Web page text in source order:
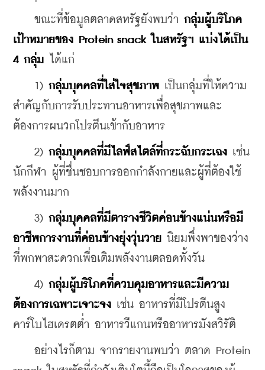
ขณะที่ข้อมูลตลาดสหรัฐยังพบว่า กลุ่มผู้บริโภค
เป้าหมายของ Protein snack ในสหรัฐฯ แบ่งได้เป็น
4 กลุ่ม ได้แก่
1) กลุ่มบุคคลที่ใส่ใจสุขภาพ เป็นกลุ่มที่ให้ความ
สำคัญกับการรับประทานอาหารเพื่อสุขภาพและ
ต้องการผนวกโปรตีนเข้ากับอาหาร
2) กลุ่มบุคคลที่มีไลฟ์สไตล์ที่กระฉับกระเฉง เช่น
นักกีฬา ผู้ที่ชื่นชอบการออกกำลังกายและผู้ที่ต้องใช้
พลังงานมาก
3) กลุ่มบุคคลที่มีตารางชีวิตค่อนข้างแน่นหรือมี
อาชีพการงานที่ค่อนข้างยุ่งวุ่นวาย นิยมพึ่งพาของว่าง
ที่พกพาสะดวกเพื่อเติมพลังงานตลอดทั้งวัน
4) กลุ่มผู้บริโภคที่ควบคุมอาหารและมีความ
ต้องการเฉพาะเจาะจง เช่น อาหารที่มีโปรตีนสูง
คาร์โบไฮเดรตต่ำ อาหารวีแกนหรืออาหารมังสวิรัติ
อย่างไรก็ตาม จากรายงานพบว่า ตลาด Protein